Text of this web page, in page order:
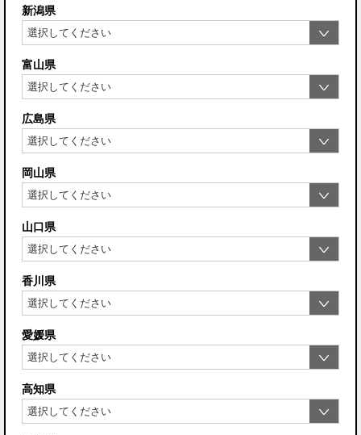
新潟県
富山県
広島県
岡山県
山口県
香川県
愛媛県
高知県